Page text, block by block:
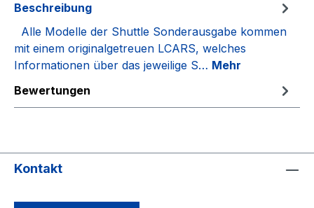
Beschreibung
Alle Modelle der Shuttle Sonderausgabe kommen
mit einem originalgetreuen LCARS, welches
Informationen über das jeweilige S… Mehr
Bewertungen
Kontakt